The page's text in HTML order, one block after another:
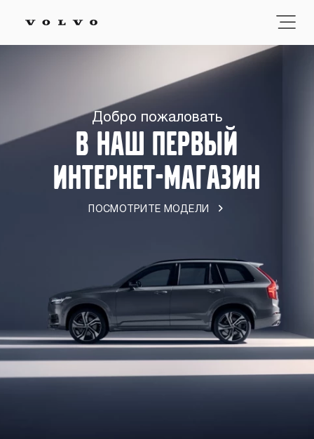
Добро пожаловать
В НАШ ПЕРВЫЙ
ИНТЕРНЕТ-МАГАЗИН
ПОСМОТРИТЕ МОДЕЛИ